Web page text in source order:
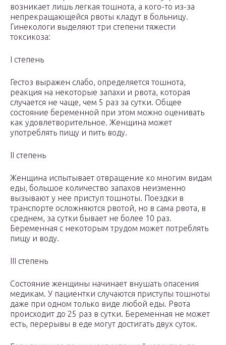
возникает лишь легкая тошнота, а кого-то из-за
непрекращающейся рвоты кладут в больницу.
Гинекологи выделяют три степени тяжести
токсикоза:
I степень
Гестоз выражен слабо, определяется тошнота,
реакция на некоторые запахи и рвота, которая
случается не чаще, чем 5 раз за сутки. Общее
состояние беременной при этом можно оценивать
как удовлетворительное. Женщина может
употреблять пищу и пить воду.
II степень
Женщина испытывает отвращение ко многим видам
еды, большое количество запахов неизменно
вызывают у нее приступ тошноты. Поездки в
транспорте осложняются рвотой, но в сама рвота, в
среднем, за сутки бывает не более 10 раз.
Беременная с некоторым трудом может потреблять
пищу и воду.
III степень
Состояние женщины начинает внушать опасения
медикам. У пациентки случаются приступы тошноты
даже при одном только виде любой еды. Рвота
происходит до 25 раз в сутки. Беременная не может
есть, перерывы в еде могут достигать двух суток.